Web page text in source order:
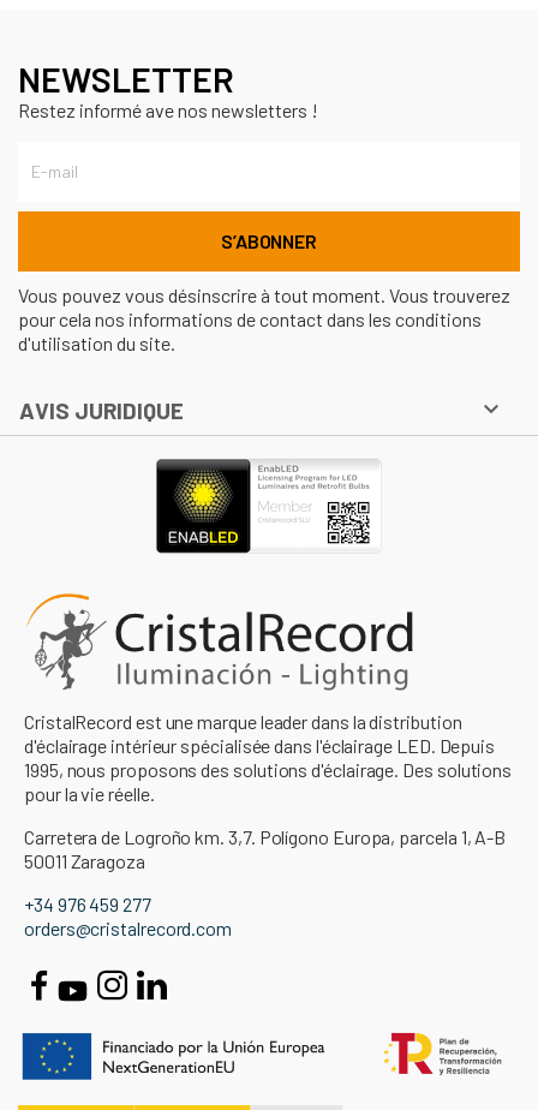
NEWSLETTER
Restez informé ave nos newsletters !
Vous pouvez vous désinscrire à tout moment. Vous trouverez
pour cela nos informations de contact dans les conditions
d'utilisation du site.
AVIS JURIDIQUE 
CristalRecord est une marque leader dans la distribution
d'éclairage intérieur spécialisée dans l'éclairage LED. Depuis
1995, nous proposons des solutions d'éclairage. Des solutions
pour la vie réelle.
Carretera de Logroño km. 3,7. Polígono Europa, parcela 1, A-B
50011 Zaragoza
+34 976 459 277
orders@cristalrecord.com